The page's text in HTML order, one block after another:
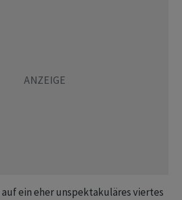
ein eher unspektakuläres viertes